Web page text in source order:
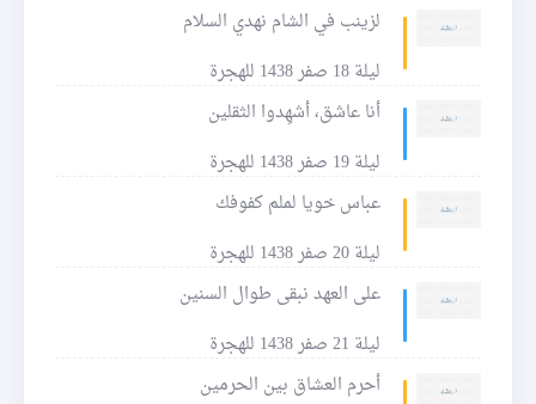
لزينب في الشام نهدي السلام
ليلة 18 صفر 1438 للهجرة
أنا عاشق، أشهِدوا الثقلين
ليلة 19 صفر 1438 للهجرة
عباس خويا لملم كفوفك
ليلة 20 صفر 1438 للهجرة
على العهد نبقى طوال السنين
ليلة 21 صفر 1438 للهجرة
أحرم العشاق بين الحرمين